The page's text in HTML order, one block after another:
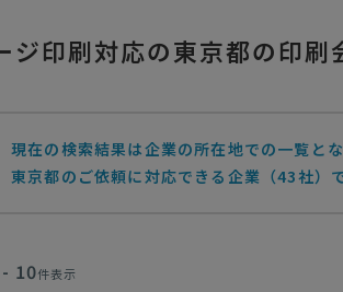
ジ印刷対応の東京都の印刷
現在の検索結果は企業の所在地での一覧とな
東京都のご依頼に対応できる企業（43社）
10件表示